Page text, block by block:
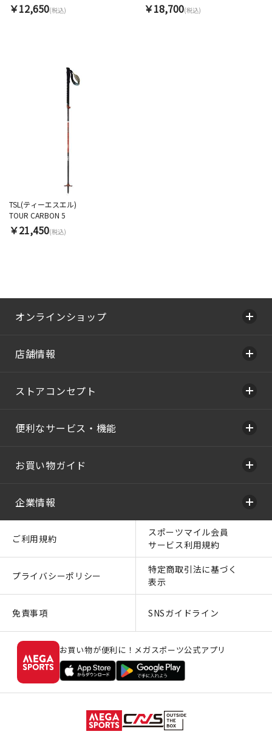
￥12,650(税込) ￥18,700(税込)
TSL(ティーエスエル)
TOUR CARBON 5
￥21,450(税込)
オンラインショップ
店舗情報
ストアコンセプト
便利なサービス・機能
お買い物ガイド
企業情報
ご利用規約
スポーツマイル会員
サービス利用規約
プライバシーポリシー
特定商取引法に基づく
表示
免責事項 SNSガイドライン
お買い物が便利に！メガスポーツ公式アプリ